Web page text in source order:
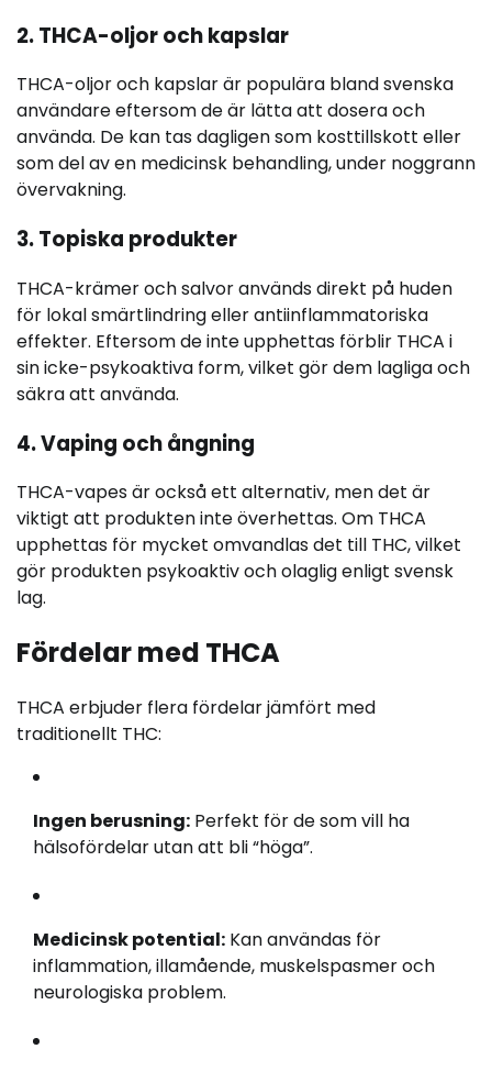
2. THCA-oljor och kapslar
THCA-oljor och kapslar är populära bland svenska
användare eftersom de är lätta att dosera och
använda. De kan tas dagligen som kosttillskott eller
som del av en medicinsk behandling, under noggrann
övervakning.
3. Topiska produkter
THCA-krämer och salvor används direkt på huden
för lokal smärtlindring eller antiinflammatoriska
effekter. Eftersom de inte upphettas förblir THCA i
sin icke-psykoaktiva form, vilket gör dem lagliga och
säkra att använda.
4. Vaping och ångning
THCA-vapes är också ett alternativ, men det är
viktigt att produkten inte överhettas. Om THCA
upphettas för mycket omvandlas det till THC, vilket
gör produkten psykoaktiv och olaglig enligt svensk
lag.
Fördelar med THCA
THCA erbjuder flera fördelar jämfört med
traditionellt THC:
Ingen berusning: Perfekt för de som vill ha
hälsofördelar utan att bli “höga”.
Medicinsk potential: Kan användas för
inflammation, illamående, muskelspasmer och
neurologiska problem.